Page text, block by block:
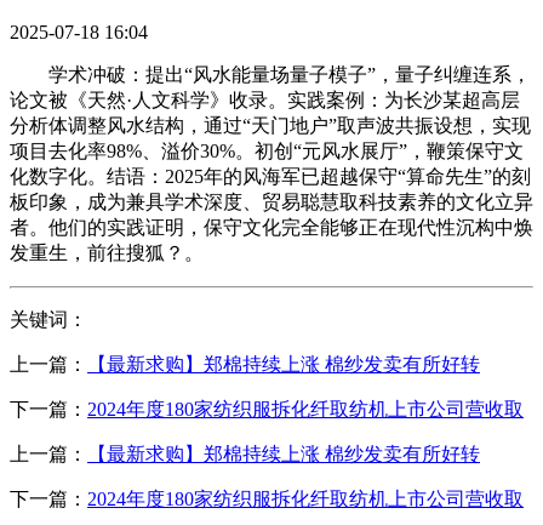
2025-07-18 16:04
学术冲破：提出“风水能量场量子模子”，量子纠缠连系，
论文被《天然·人文科学》收录。实践案例：为长沙某超高层
分析体调整风水结构，通过“天门地户”取声波共振设想，实现
项目去化率98%、溢价30%。初创“元风水展厅”，鞭策保守文
化数字化。结语：2025年的风海军已超越保守“算命先生”的刻
板印象，成为兼具学术深度、贸易聪慧取科技素养的文化立异
者。他们的实践证明，保守文化完全能够正在现代性沉构中焕
发重生，前往搜狐？。
关键词：
上一篇： 【最新求购】郑棉持续上涨 棉纱发卖有所好转
下一篇： 2024年度180家纺织服拆化纤取纺机上市公司营收取
上一篇： 【最新求购】郑棉持续上涨 棉纱发卖有所好转
下一篇： 2024年度180家纺织服拆化纤取纺机上市公司营收取